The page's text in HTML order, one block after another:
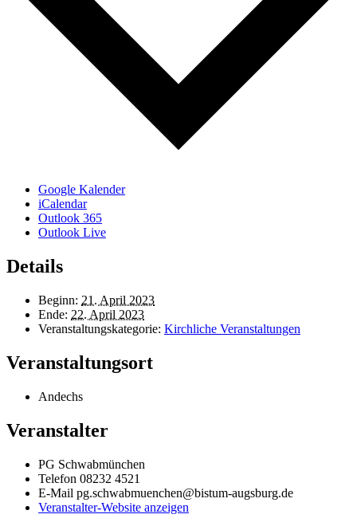
Google Kalender
iCalendar
Outlook 365
Outlook Live
Details
Beginn: 21. April 2023
Ende: 22. April 2023
Veranstaltungskategorie: Kirchliche Veranstaltungen
Veranstaltungsort
Andechs
Veranstalter
PG Schwabmünchen
Telefon 08232 4521
E-Mail pg.schwabmuenchen@bistum-augsburg.de
Veranstalter-Website anzeigen